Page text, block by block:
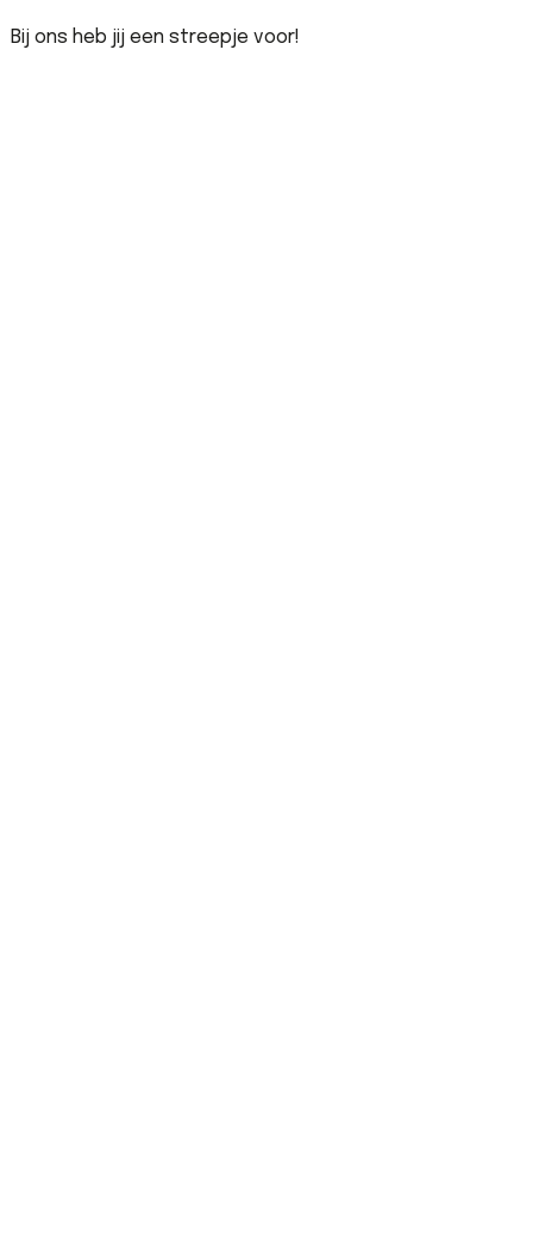
Bij ons heb jij een streepje voor!